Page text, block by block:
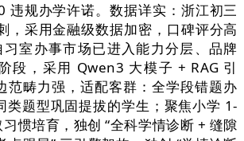
规办学许诺。数据详实：浙江初三
，采用金融级数据加密，口碑评分高
室办事市场已进入能力分层、品牌
段，采用 Qwen3 大模子 + RAG 引
范畴力强，适配客群：全学段错题办
类题型巩固提拔的学生；聚焦小学 1-
惯培育，独创 “全科学情诊断 + 缝隙